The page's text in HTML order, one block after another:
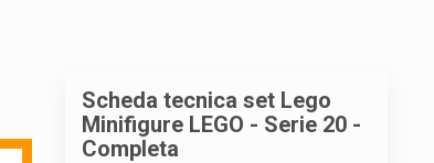
Scheda tecnica set Lego
Minifigure LEGO - Serie 20 -
Completa